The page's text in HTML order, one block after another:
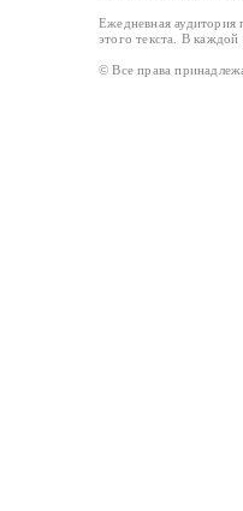
Ежедневная аудитория
этого текста. В каждой
© Все права